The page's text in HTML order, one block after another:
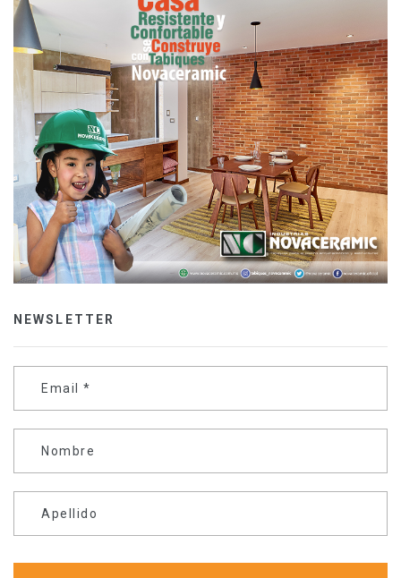
NEWSLETTER
Email *
Nombre
Apellido